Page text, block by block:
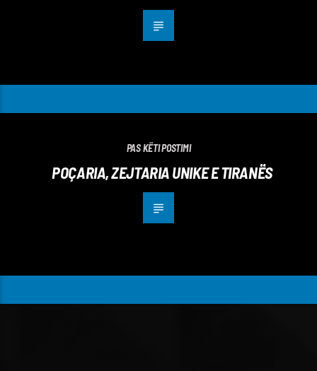
PAS KËTI POSTIMI
POÇARIA, ZEJTARIA UNIKE E TIRANËS